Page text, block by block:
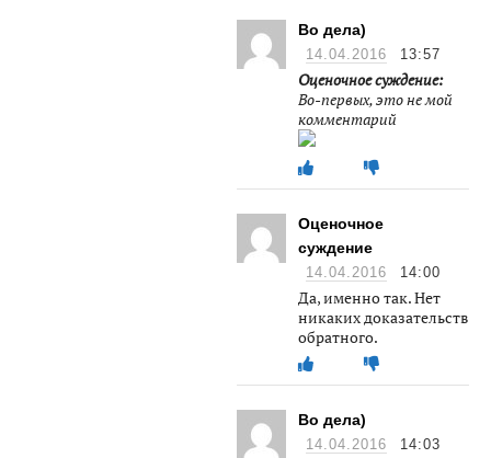
Во дела)
14.04.2016 13:57
Оценочное суждение:
Во-первых, это не мой
комментарий
Оценочное
суждение
14.04.2016 14:00
Да, именно так. Нет
никаких доказательств
обратного.
Во дела)
14.04.2016 14:03